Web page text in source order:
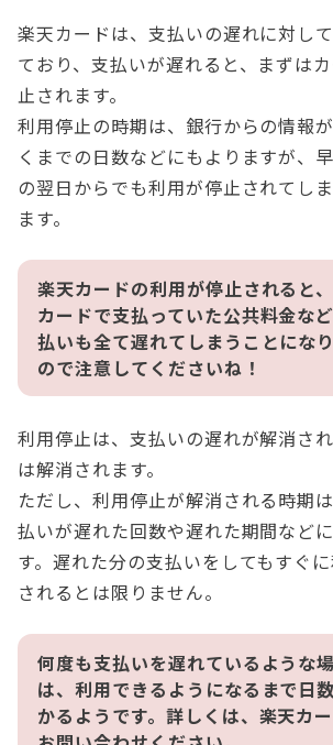
楽天カードは、支払いの遅れに対し
ており、支払いが遅れると、まずは
止されます。
利用停止の時期は、銀行からの情報
くまでの日数などにもよりますが、
の翌日からでも利用が停止されてし
ます。
楽天カードの利用が停止されると
カードで支払っていた公共料金な
払いも全て遅れてしまうことにな
ので注意してくださいね！
利用停止は、支払いの遅れが解消さ
は解消されます。
ただし、利用停止が解消される時期
払いが遅れた回数や遅れた期間など
す。遅れた分の支払いをしてもすぐ
されるとは限りません。
何度も支払いを遅れているような
は、利用できるようになるまで日
かるようです。詳しくは、楽天カ